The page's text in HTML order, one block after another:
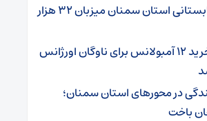
۲۷۹ پایگاه تابستانی استان سمنان میزبان ۳۲ هزار
تفاهم‌نامه خرید ۱۲ آمبولانس برای ناوگان اورژانس
در محورهای استان سمنان؛